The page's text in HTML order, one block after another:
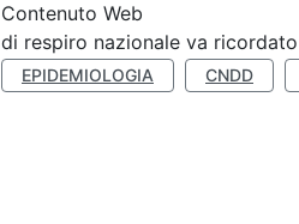
Contenuto Web
di respiro nazionale va
EPIDEMIOLOGIA CNDD